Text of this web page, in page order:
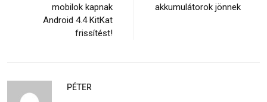
mobilok kapnak
Android 4.4 KitKat
frissítést!
akkumulátorok jönnek
PÉTER